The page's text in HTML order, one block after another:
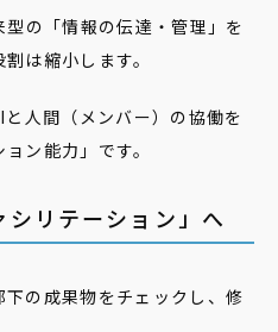
の「情報の伝達・管理」を
は縮小します。
人間（メンバー）の協働を
ン能力」です。
リテーション」へ
の成果物をチェックし、修